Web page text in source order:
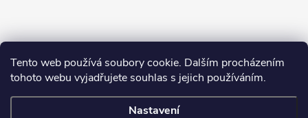
Tento web používá soubory cookie. Dalším procházením
tohoto webu vyjadřujete souhlas s jejich používáním.
Nastavení
Sledovat na Instagramu